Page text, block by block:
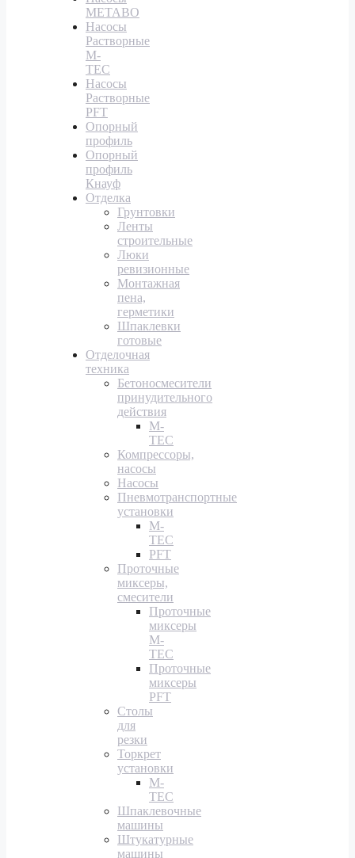
METABO
Насосы
Растворные
M-
TEC
Насосы
Растворные
PFT
Опорный
профиль
Опорный
профиль
Кнауф
Отделка
Грунтовки
Ленты
строительные
Люки
ревизионные
Монтажная
пена,
герметики
Шпаклевки
готовые
Отделочная
техника
Бетоносмесители
принудительного
действия
M-
TEC
Компрессоры,
насосы
Насосы
Пневмотранспортные
установки
M-
TEC
PFT
Проточные
миксеры,
смесители
Проточные
миксеры
M-
TEC
Проточные
миксеры
PFT
Столы
для
резки
Торкрет
установки
M-
TEC
Шпаклевочные
машины
Штукатурные
машины